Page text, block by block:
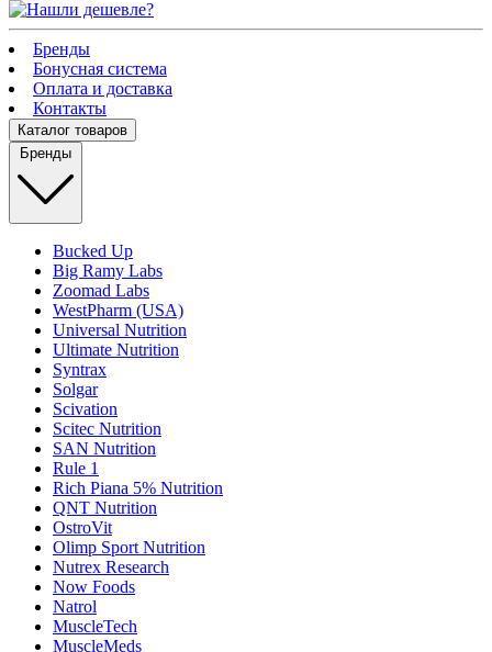
Бренды
Бонусная система
Оплата и доставка
Контакты
Каталог товаров
Бренды
Bucked Up
Big Ramy Labs
Zoomad Labs
WestPharm (USA)
Universal Nutrition
Ultimate Nutrition
Syntrax
Solgar
Scivation
Scitec Nutrition
SAN Nutrition
Rule 1
Rich Piana 5% Nutrition
QNT Nutrition
OstroVit
Olimp Sport Nutrition
Nutrex Research
Now Foods
Natrol
MuscleTech
MuscleMeds